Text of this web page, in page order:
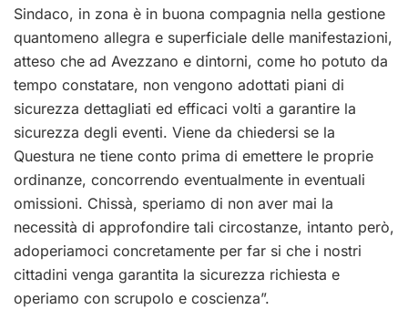
Sindaco, in zona è in buona compagnia nella gestione
quantomeno allegra e superficiale delle manifestazioni,
atteso che ad Avezzano e dintorni, come ho potuto da
tempo constatare, non vengono adottati piani di
sicurezza dettagliati ed efficaci volti a garantire la
sicurezza degli eventi. Viene da chiedersi se la
Questura ne tiene conto prima di emettere le proprie
ordinanze, concorrendo eventualmente in eventuali
omissioni. Chissà, speriamo di non aver mai la
necessità di approfondire tali circostanze, intanto però,
adoperiamoci concretamente per far si che i nostri
cittadini venga garantita la sicurezza richiesta e
operiamo con scrupolo e coscienza”.